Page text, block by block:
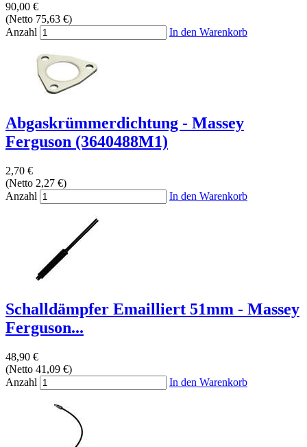
90,00 €
(Netto 75,63 €)
Anzahl
In den Warenkorb
Abgaskrümmerdichtung - Massey
Ferguson (3640488M1)
2,70 €
(Netto 2,27 €)
Anzahl
In den Warenkorb
Schalldämpfer Emailliert 51mm - Massey
Ferguson...
48,90 €
(Netto 41,09 €)
Anzahl
In den Warenkorb